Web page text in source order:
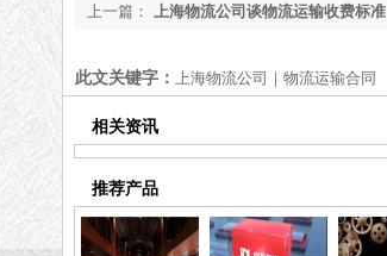
上一篇： 上海物流公司谈物流运输收费标准
此文关键字： 上海物流公司｜物流运输合同
相关资讯
推荐产品